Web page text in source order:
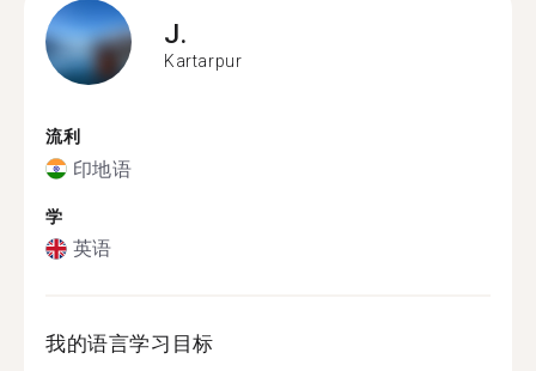
J.
Kartarpur
流利
印地语
学
英语
我的语言学习目标